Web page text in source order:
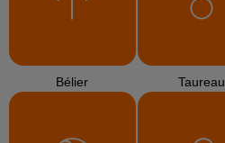
Bélier Taureau